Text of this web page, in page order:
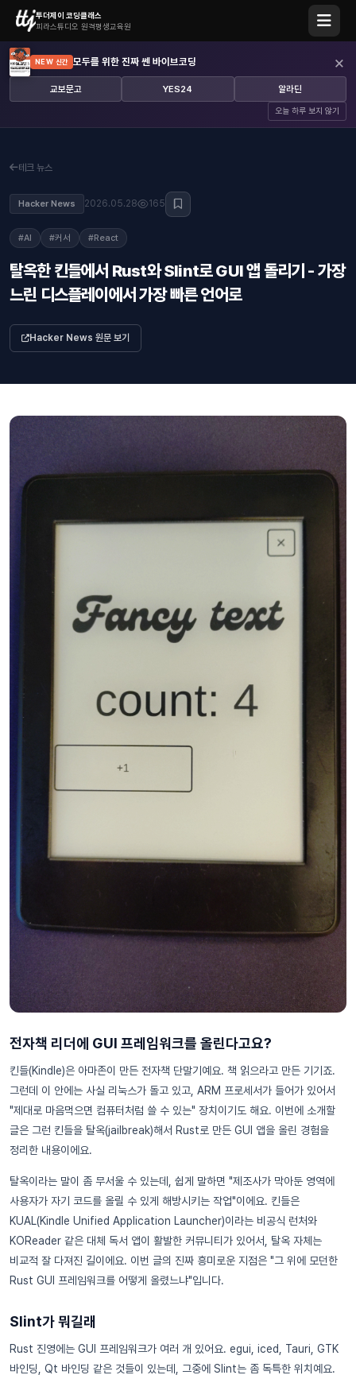
투더제이 코딩클래스
피라스튜디오 원격평생교육원
NEW 신간 모두를 위한 진짜 쎈 바이브코딩
교보문고 YES24 알라딘
오늘 하루 보지 않기
×
테크 뉴스
Hacker News 2026.05.28 165
#AI #커서 #React
탈옥한 킨들에서 Rust와 Slint로 GUI 앱 돌리기 - 가장
느린 디스플레이에서 가장 빠른 언어로
Hacker News 원문 보기
전자책 리더에 GUI 프레임워크를 올린다고요?
킨들(Kindle)은 아마존이 만든 전자책 단말기예요. 책 읽으라고 만든 기기죠.
그런데 이 안에는 사실 리눅스가 돌고 있고, ARM 프로세서가 들어가 있어서
"제대로 마음먹으면 컴퓨터처럼 쓸 수 있는" 장치이기도 해요. 이번에 소개할
글은 그런 킨들을 탈옥(jailbreak)해서 Rust로 만든 GUI 앱을 올린 경험을
정리한 내용이에요.
탈옥이라는 말이 좀 무서울 수 있는데, 쉽게 말하면 "제조사가 막아둔 영역에
사용자가 자기 코드를 올릴 수 있게 해방시키는 작업"이에요. 킨들은
KUAL(Kindle Unified Application Launcher)이라는 비공식 런처와
KOReader 같은 대체 독서 앱이 활발한 커뮤니티가 있어서, 탈옥 자체는
비교적 잘 다져진 길이에요. 이번 글의 진짜 흥미로운 지점은 "그 위에 모던한
Rust GUI 프레임워크를 어떻게 올렸느냐"입니다.
Slint가 뭐길래
Rust 진영에는 GUI 프레임워크가 여러 개 있어요. egui, iced, Tauri, GTK
바인딩, Qt 바인딩 같은 것들이 있는데, 그중에 Slint는 좀 독특한 위치예요.